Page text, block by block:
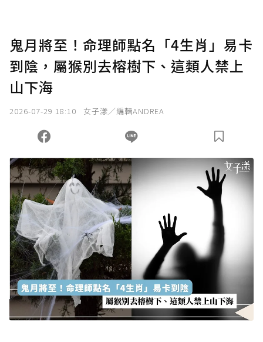
鬼月將至！命理師點名「4生肖」易卡
到陰，屬猴別去榕樹下、這類人禁上
山下海
2026-07-29 18:10 女子漾／編輯ANDREA